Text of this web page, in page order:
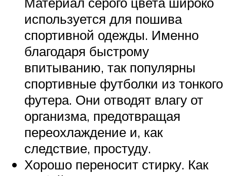
используется для пошива
спортивной одежды. Именно
благодаря быстрому
впитыванию, так популярны
спортивные футболки из тонкого
футера. Они отводят влагу от
организма, предотвращая
переохлаждение и, как
следствие, простуду.
Хорошо переносит стирку. Как